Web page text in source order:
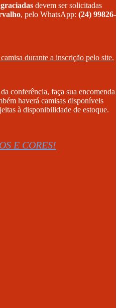
devem ser solicitadas
, pelo WhatsApp: (24) 99826-
durante a inscrição pelo site.
conferência, faça sua encomenda
haverá camisas disponíveis
à disponibilidade de estoque.
E CORES!